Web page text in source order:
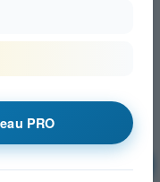
S'entraîner !
PRO